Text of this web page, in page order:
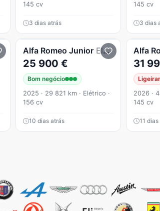
145 cv
3 dias atrás
145 cv
3 dias
Alfa Romeo Junior Elettrica Sprint
25 900 €
Bom negócio
2025 · 29 821 km · Elétrico ·
156 cv
10 dias atrás
Alfa
31
2026 ·
145 cv
11